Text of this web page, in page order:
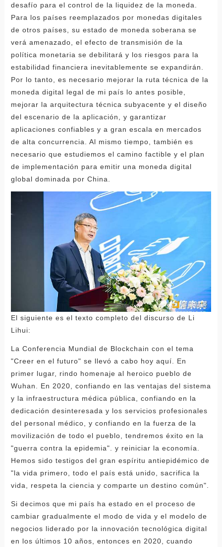
desafío para el control de la liquidez de la moneda.
Para los países reemplazados por monedas digitales
de otros países, su estado de moneda soberana se
verá amenazado, el efecto de transmisión de la
política monetaria se debilitará y los riesgos para la
estabilidad financiera inevitablemente se expandirán.
Por lo tanto, es necesario mejorar la ruta técnica de la
moneda digital legal de mi país lo antes posible,
mejorar la arquitectura técnica subyacente y el diseño
del escenario de la aplicación, y garantizar
aplicaciones confiables y a gran escala en mercados
de alta concurrencia. Al mismo tiempo, también es
necesario que estudiemos el camino factible y el plan
de implementación para emitir una moneda digital
global dominada por China.
El siguiente es el texto completo del discurso de Li
Lihui:
La Conferencia Mundial de Blockchain con el tema
"Creer en el futuro" se llevó a cabo hoy aquí. En
primer lugar, rindo homenaje al heroico pueblo de
Wuhan. En 2020, confiando en las ventajas del sistema
y la infraestructura médica pública, confiando en la
dedicación desinteresada y los servicios profesionales
del personal médico, y confiando en la fuerza de la
movilización de todo el pueblo, tendremos éxito en la
"guerra contra la epidemia". y reiniciar la economía.
Hemos sido testigos del gran espíritu antiepidémico de
"la vida primero, todo el país está unido, sacrifica la
vida, respeta la ciencia y comparte un destino común".
Si decimos que mi país ha estado en el proceso de
cambiar gradualmente el modo de vida y el modelo de
negocios liderado por la innovación tecnológica digital
en los últimos 10 años, entonces en 2020, cuando